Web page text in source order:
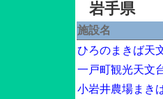
岩手県
施設名
ひろのまきば天
一戸町観光天文
小岩井農場まき